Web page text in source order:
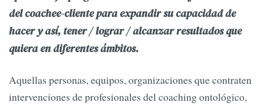
del coachee-cliente para expandir su capacidad de
hacer y así, tener / lograr / alcanzar resultados que
quiera en diferentes ámbitos.
Aquellas personas, equipos, organizaciones que contraten
intervenciones de profesionales del coaching ontológico,